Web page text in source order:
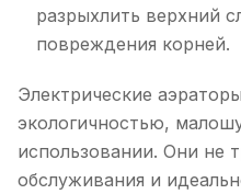
разрыхлить верхний
повреждения корней.
Электрические
экологичностью,
использовании. Они не
обслуживания и